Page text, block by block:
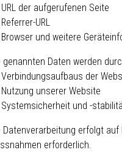
URL der aufgerufenen Seite
Referrer-URL
Browser und weitere
genannten Daten werden
Verbindungsaufbaus der
Nutzung unserer Website
Systemsicherheit und -
Datenverarbeitung erfolgt
erforderlich.